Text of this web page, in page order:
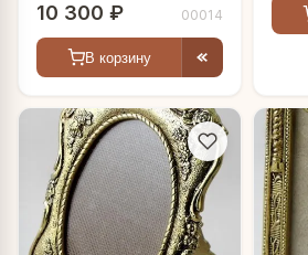
10 300 ₽ 00014
В корзину